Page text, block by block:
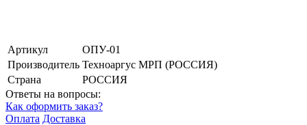
Артикул
ОПУ-01
Производитель Техноаргус МРП (РОССИЯ)
Страна
РОССИЯ
Ответы на вопросы:
Как оформить заказ?
Оплата Доставка